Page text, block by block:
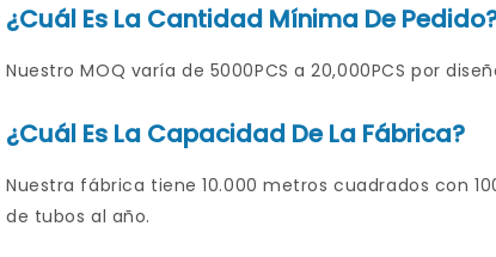
¿Cuál Es La Cantidad Mínima De
Nuestro MOQ varía de 5000PCS a 20,000PCS por
¿Cuál Es La Capacidad De La Fábrica?
Nuestra fábrica tiene 10.000 metros cuadrados con
de tubos al año.